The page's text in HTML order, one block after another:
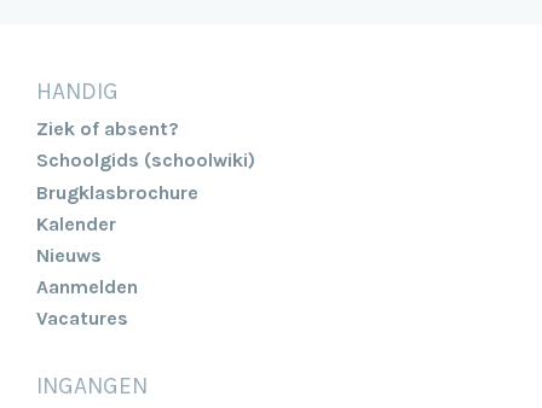
HANDIG
Ziek of absent?
Schoolgids (schoolwiki)
Brugklasbrochure
Kalender
Nieuws
Aanmelden
Vacatures
INGANGEN